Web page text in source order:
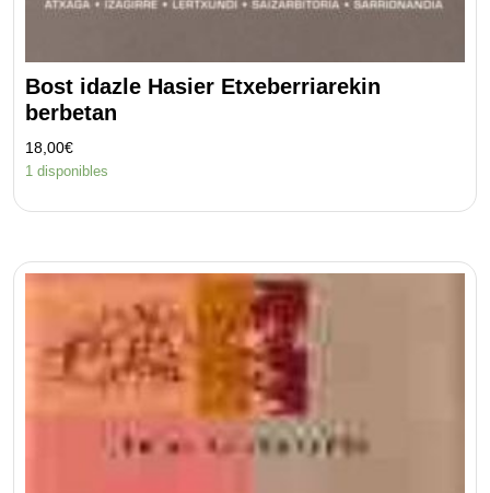
Bost idazle Hasier Etxeberriarekin
berbetan
18,00€
1 disponibles